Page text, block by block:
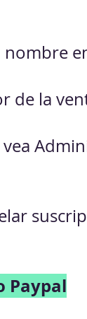
nombre
de la
Paypal